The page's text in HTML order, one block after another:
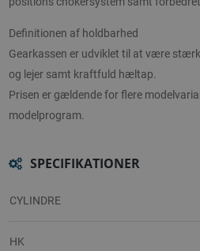
Definitionen af holdbarhed
Gearkassen er udviklet til at være
og lejer samt kraftfuld hæltap.
Prisen er gældende for flere
modelprogram.
SPECIFIKATIONER
CYLINDRE
HK